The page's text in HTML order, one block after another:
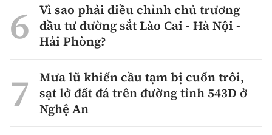
Vì sao phải điều chỉnh chủ trương
đầu tư đường sắt Lào Cai - Hà Nội -
Hải Phòng?
Mưa lũ khiến cầu tạm bị cuốn trôi,
sạt lở đất đá trên đường tỉnh 543D ở
Nghệ An